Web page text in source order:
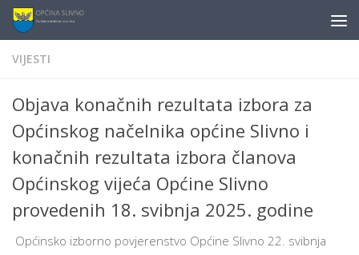
content
Skip to content
VIJESTI
Objava konačnih rezultata izbora za
Općinskog načelnika općine Slivno i
konačnih rezultata izbora članova
Općinskog vijeća Općine Slivno
provedenih 18. svibnja 2025. godine
Općinsko izborno povjerenstvo Općine Slivno 22. svibnja